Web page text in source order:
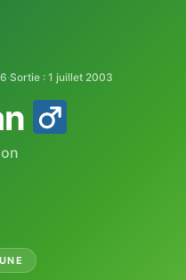
·Sortie : 1 juillet 2003